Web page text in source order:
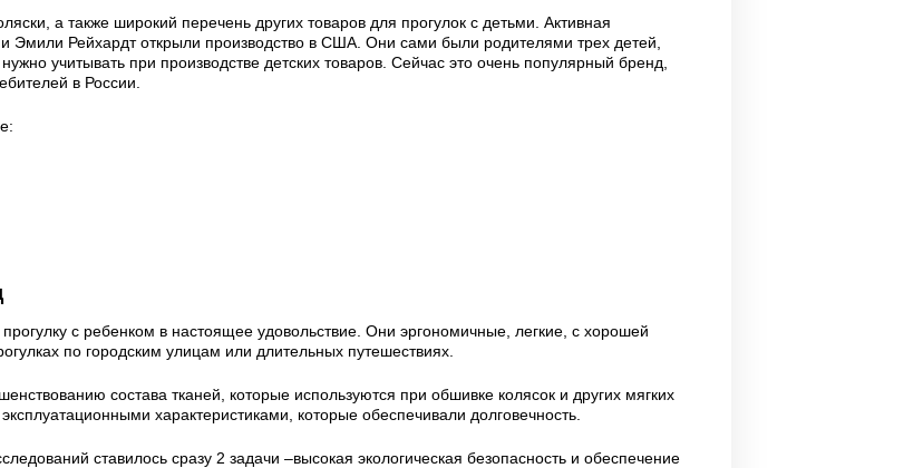
а также широкий перечень других товаров для прогулок с детьми. Активная
и Эмили Рейхардт открыли производство в США. Они сами были родителями трех детей,
учитывать при производстве детских товаров. Сейчас это очень популярный бренд,
в России.
с ребенком в настоящее удовольствие. Они эргономичные, легкие, с хорошей
по городским улицам или длительных путешествиях.
состава тканей, которые используются при обшивке колясок и других мягких
характеристиками, которые обеспечивали долговечность.
ставилось сразу 2 задачи –высокая экологическая безопасность и обеспечение